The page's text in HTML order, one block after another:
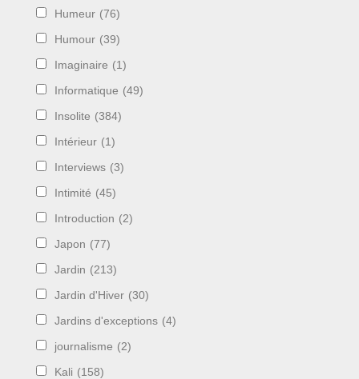
Humeur (76)
Humour (39)
Imaginaire (1)
Informatique (49)
Insolite (384)
Intérieur (1)
Interviews (3)
Intimité (45)
Introduction (2)
Japon (77)
Jardin (213)
Jardin d'Hiver (30)
Jardins d'exceptions (4)
journalisme (2)
Kali (158)